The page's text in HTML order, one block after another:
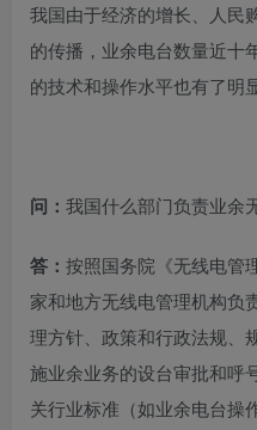
我国由于经济的增长、人民
的传播，业余电台数量近十
的技术和操作水平也有了明
问： 我国什么部门负责业余
答： 按照国务院《无线电管
家和地方无线电管理机构负
理方针、政策和行政法规、
施业余业务的设台审批和呼
关行业标准（如业余电台操